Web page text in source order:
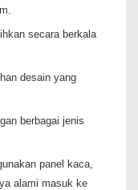
secara berkala
desain yang
berbagai jenis
panel kaca,
alami masuk ke